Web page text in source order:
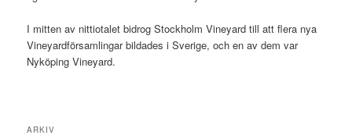
I mitten av nittiotalet bidrog Stockholm Vineyard till att flera nya
Vineyardförsamlingar bildades i Sverige, och en av dem var
Nyköping Vineyard.
ARKIV